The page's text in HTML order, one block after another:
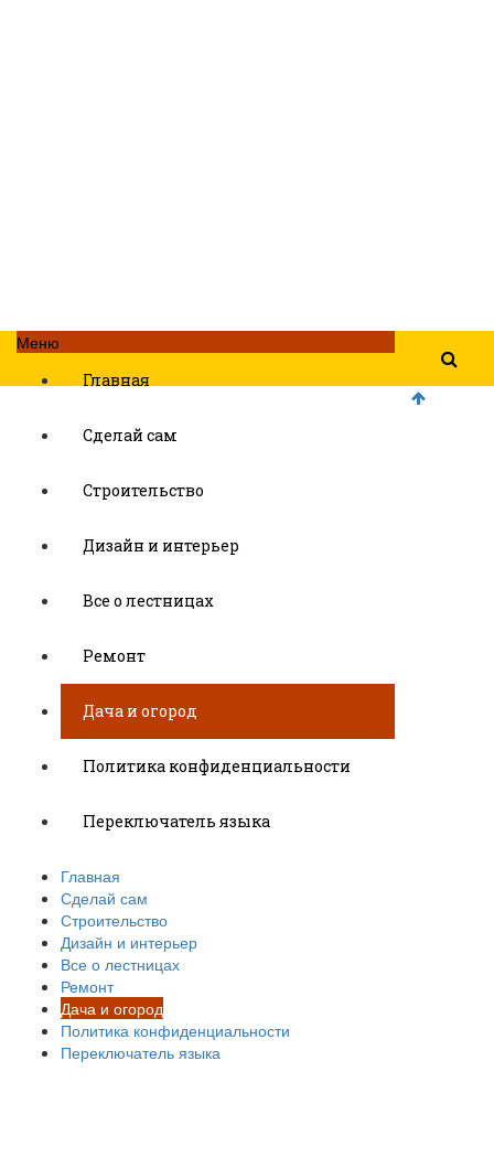
Меню
Главная
Сделай сам
Строительство
Дизайн и интерьер
Все о лестницах
Ремонт
Дача и огород
Политика конфиденциальности
Переключатель языка
Главная
Сделай сам
Строительство
Дизайн и интерьер
Все о лестницах
Ремонт
Дача и огород
Политика конфиденциальности
Переключатель языка